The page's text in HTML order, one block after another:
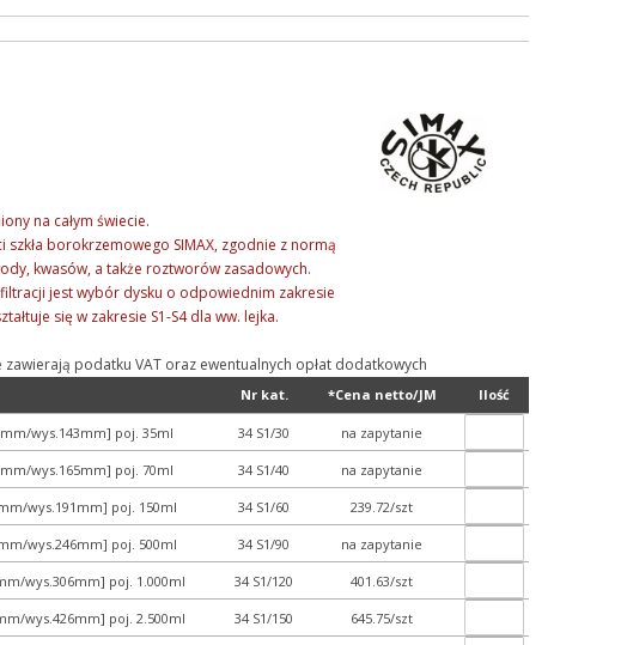
na całym świecie.
borokrzemowego SIMAX, zgodnie z normą
kwasów, a także roztworów zasadowych.
jest wybór dysku o odpowiednim zakresie
się w zakresie S1-S4 dla ww. lejka.
podatku VAT oraz ewentualnych opłat dodatkowych
Nr kat. *Cena netto/JM Ilość
wys.143mm] poj. 35ml 34 S1/30 na zapytanie
wys.165mm] poj. 70ml 34 S1/40 na zapytanie
wys.191mm] poj. 150ml 34 S1/60 239.72/szt
wys.246mm] poj. 500ml 34 S1/90 na zapytanie
wys.306mm] poj. 1.000ml 34 S1/120 401.63/szt
wys.426mm] poj. 2.500ml 34 S1/150 645.75/szt